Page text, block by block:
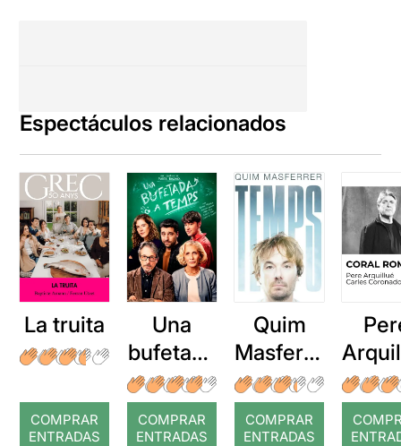
Espectáculos relacionados
La truita
COMPRAR
ENTRADAS
Una
bufetada
a temps
COMPRAR
ENTRADAS
Quim
Masferre
r: Temps
COMPRAR
ENTRADAS
: